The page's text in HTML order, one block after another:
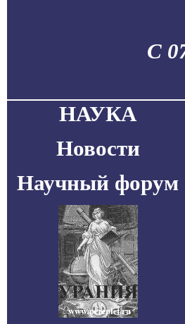
С
НАУКА
Новости
Научный форум